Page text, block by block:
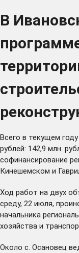
В
Всего в текущем
рублей: 142,9 млн.
софинансирование
Кинешемском и
Ход работ на двух
среду, 22 июля,
начальника
хозяйства и
Около с. Осановец